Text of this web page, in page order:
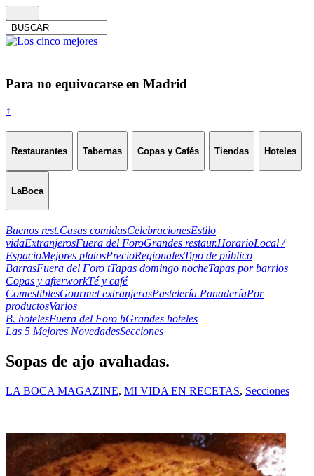
Para no equivocarse en Madrid
↑
Restaurantes Tabernas Copas y Cafés Tiendas Hoteles
LaBoca
Buenos rest.Casas comidasCelebracionesEstilo
vidaExtranjerosFuera del ForoGrandes restaur.HorarioLocal /
EspacioMejores platosPrecioRegionalesTipo de público
BarrasFuera del Foro tTapas domingo nocheTapas por barrios
Copas y afterworkTé y café
ComestiblesGourmet extranjerasPastelería PanaderíaPor
productosVarios
B. hotelesFuera del Foro hGrandes hoteles
Las 5 Mejores NovedadesSecciones
Sopas de ajo avahadas.
LA BOCA MAGAZINE, MI VIDA EN RECETAS, Secciones